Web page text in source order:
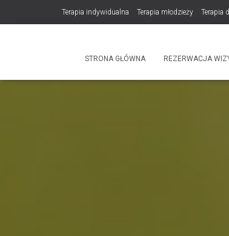
Terapia indywidualna Terapia młodzieży Terapia
ProduktySTRONA GŁÓWNA REZERWACJA